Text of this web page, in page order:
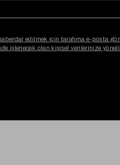
edilmek için tarafıma e-posta
işlenecek olan kişisel verilerinize